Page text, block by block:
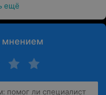
ещё
мнением